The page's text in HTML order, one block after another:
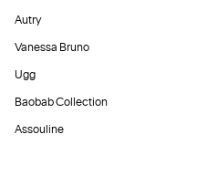
Autry
Vanessa Bruno
Ugg
Baobab Collection
Assouline